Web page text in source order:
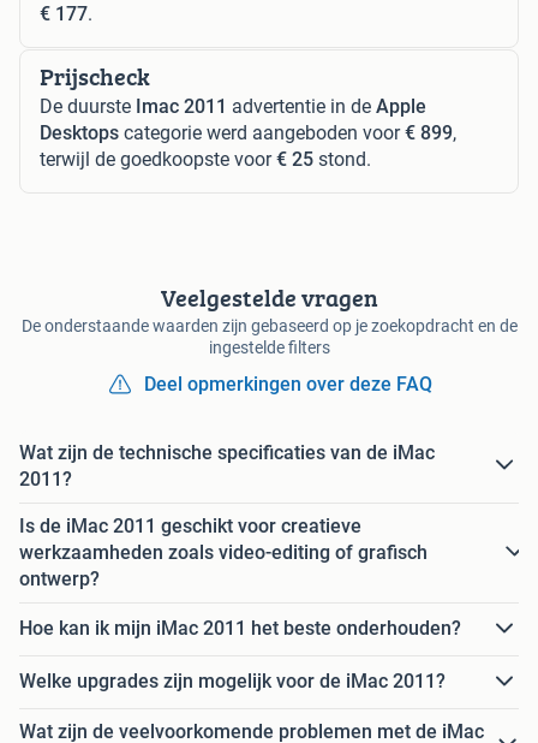
€ 177.
Prijscheck
De duurste Imac 2011 advertentie in de Apple
Desktops categorie werd aangeboden voor€ 899,
terwijl de goedkoopste voor€ 25 stond.
Veelgestelde vragen
De onderstaande waarden zijn gebaseerd op je zoekopdracht en de
ingestelde filters
Deel opmerkingen over deze FAQ
Wat zijn de technische specificaties van de iMac
2011?
Is de iMac 2011 geschikt voor creatieve
werkzaamheden zoals video-editing of grafisch
ontwerp?
Hoe kan ik mijn iMac 2011 het beste onderhouden?
Welke upgrades zijn mogelijk voor de iMac 2011?
Wat zijn de veelvoorkomende problemen met de iMac